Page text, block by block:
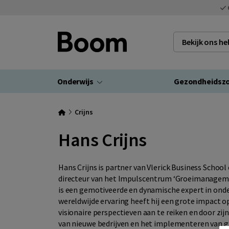
Bekijk ons
Onderwijs
Crijns
Hans Crijns
Hans Crijns is partner van Vlerick Business
directeur van het Impulscentrum
is een gemotiveerde en dynamische expert in
wereldwijde ervaring heeft hij een grote impact
visionaire perspectieven aan te reiken en door
van nieuwe bedrijven en het implementeren van